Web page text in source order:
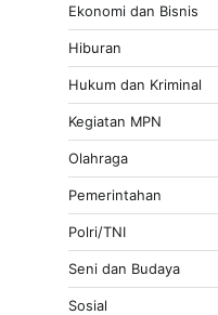
Ekonomi dan Bisnis
Hiburan
Hukum dan Kriminal
Kegiatan MPN
Olahraga
Pemerintahan
Polri/TNI
Seni dan Budaya
Sosial